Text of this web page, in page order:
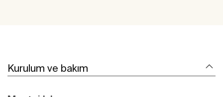
Kurulum ve bakım